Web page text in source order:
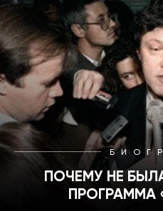
ПОЧЕМУ НЕ
ПРОГРАММА